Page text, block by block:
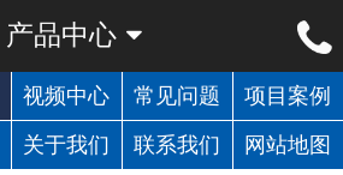
产品中心
视频中心 常见问题 项目案例
关于我们 联系我们 网站地图